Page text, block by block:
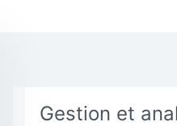
Gestion et